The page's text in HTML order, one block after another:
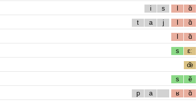
i s l ɑ̃
t a j l ɑ̃
l ɑ̃
s ɛː
œ̃
s ẽ
p a ʁ ɑ̃